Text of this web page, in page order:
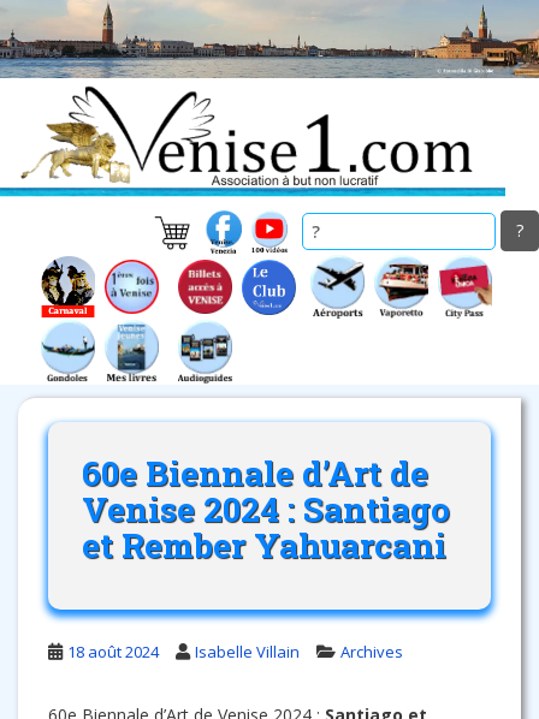
to
main
60e Biennale d’Art de
Venise 2024 : Santiago
et Rember Yahuarcani
18 août 2024 Isabelle Villain Archives